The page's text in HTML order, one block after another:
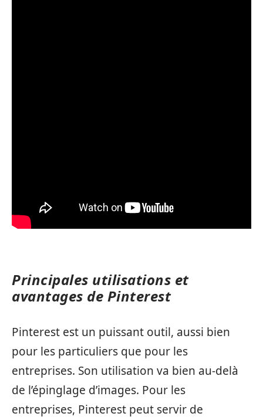
Principales utilisations et
avantages de Pinterest
Pinterest est un puissant outil, aussi bien
pour les particuliers que pour les
entreprises. Son utilisation va bien au-delà
de l’épinglage d’images. Pour les
entreprises, Pinterest peut servir de